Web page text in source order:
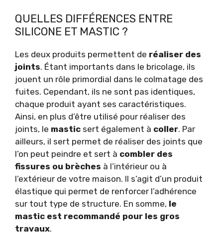
QUELLES DIFFÉRENCES ENTRE
SILICONE ET MASTIC ?
Les deux produits permettent de réaliser des
joints. Étant importants dans le bricolage, ils
jouent un rôle primordial dans le colmatage des
fuites. Cependant, ils ne sont pas identiques,
chaque produit ayant ses caractéristiques.
Ainsi, en plus d’être utilisé pour réaliser des
joints, le mastic sert également à coller. Par
ailleurs, il sert permet de réaliser des joints que
l’on peut peindre et sert à combler des
fissures ou brèches à l’intérieur ou à
l’extérieur de votre maison. Il s’agit d’un produit
élastique qui permet de renforcer l’adhérence
sur tout type de structure. En somme, le
mastic est recommandé pour les gros
travaux.